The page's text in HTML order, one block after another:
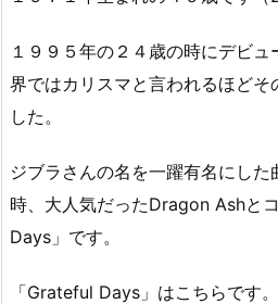
１９９５年の２４歳の時にデビ
界ではカリスマと言われるほどそ
した。
ジブラさんの名を一躍有名にした
時、大人気だったDragon Ashと
Days」です。
「Grateful Days」はこちらです。